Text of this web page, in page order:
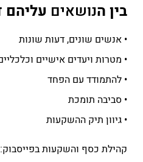
בין הנושאים עליהם
• אנשים שונים, דעות שונות
• מטרות ויעדים אישיים
• להתמודד עם הפחד
• סביבה תומכת
• גיוון תיק ההשקעות
קהילת כסף והשקעות בפייסבוק: